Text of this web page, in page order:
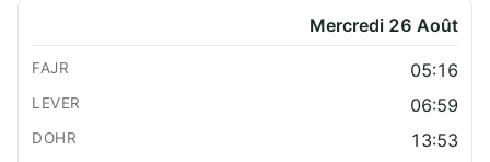
Mercredi 26 Août
05:16
06:59
13:53